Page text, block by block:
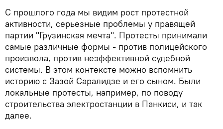
С прошлого года мы видим рост протестной
активности, серьезные проблемы у правящей
партии "Грузинская мечта". Протесты принимали
самые различные формы - против полицейского
произвола, против неэффективной судебной
системы. В этом контексте можно вспомнить
историю с Зазой Саралидзе и его сыном. Были
локальные протесты, например, по поводу
строительства электростанции в Панкиси, и так
далее.